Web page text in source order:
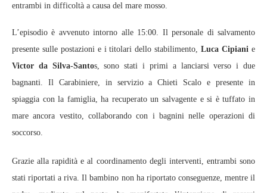
entrambi in difficoltà a causa del mare mosso.
L’episodio è avvenuto intorno alle 15:00. Il personale di salvamento
presente sulle postazioni e i titolari dello stabilimento, Luca Cipiani e
Victor da Silva-Santos, sono stati i primi a lanciarsi verso i due
bagnanti. Il Carabiniere, in servizio a Chieti Scalo e presente in
spiaggia con la famiglia, ha recuperato un salvagente e si è tuffato in
mare ancora vestito, collaborando con i bagnini nelle operazioni di
soccorso.
Grazie alla rapidità e al coordinamento degli interventi, entrambi sono
stati riportati a riva. Il bambino non ha riportato conseguenze, mentre il